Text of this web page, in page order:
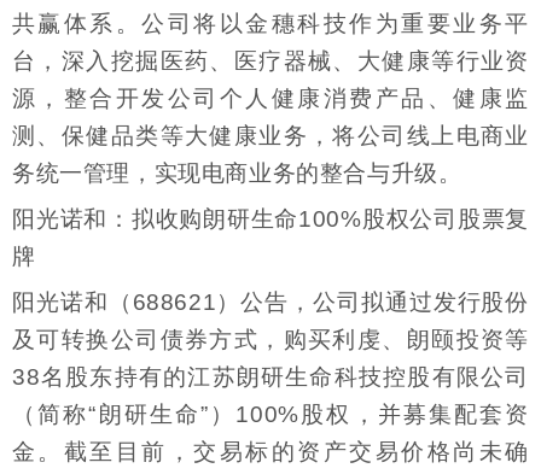
共赢体系。公司将以金穗科技作为重要业务平
台，深入挖掘医药、医疗器械、大健康等行业资
源，整合开发公司个人健康消费产品、健康监
测、保健品类等大健康业务，将公司线上电商业
务统一管理，实现电商业务的整合与升级。
阳光诺和：拟收购朗研生命100%股权公司股票复
牌
阳光诺和（688621）公告，公司拟通过发行股份
及可转换公司债券方式，购买利虔、朗颐投资等
38名股东持有的江苏朗研生命科技控股有限公司
（简称“朗研生命”）100%股权，并募集配套资
金。截至目前，交易标的资产交易价格尚未确